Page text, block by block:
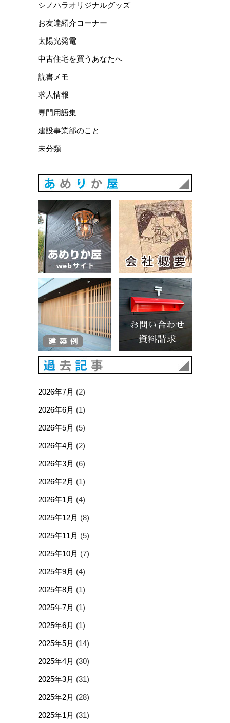
シノハラオリジナルグッズ
お友達紹介コーナー
太陽光発電
中古住宅を買うあなたへ
読書メモ
求人情報
専門用語集
建設事業部のこと
未分類
あめりか屋WEBサイト
2026年7月 (2)
2026年6月 (1)
2026年5月 (5)
2026年4月 (2)
2026年3月 (6)
2026年2月 (1)
2026年1月 (4)
2025年12月 (8)
2025年11月 (5)
2025年10月 (7)
2025年9月 (4)
2025年8月 (1)
2025年7月 (1)
2025年6月 (1)
2025年5月 (14)
2025年4月 (30)
2025年3月 (31)
2025年2月 (28)
2025年1月 (31)